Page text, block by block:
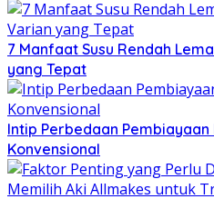
7 Manfaat Susu Rendah
yang Tepat
Intip Perbedaan Pembiayaan
Konvensional